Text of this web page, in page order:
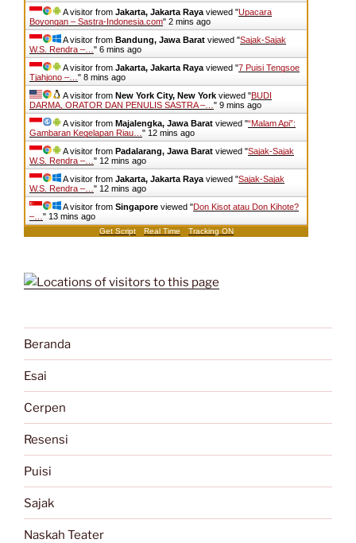
A visitor from Jakarta, Jakarta Raya viewed "Upacara
Boyongan – Sastra-Indonesia.com" 2 mins ago
A visitor from Bandung, Jawa Barat viewed "Sajak-Sajak
W.S. Rendra –… " 6 mins ago
A visitor from Jakarta, Jakarta Raya viewed "7 Puisi Tengsoe
Tjahjono –… " 8 mins ago
A visitor from New York City, New York viewed "BUDI
DARMA, ORATOR DAN PENULIS SASTRA –… " 9 mins ago
A visitor from Majalengka, Jawa Barat viewed "“Malam Api”:
Gambaran Kegelapan Riau… " 12 mins ago
A visitor from Padalarang, Jawa Barat viewed "Sajak-Sajak
W.S. Rendra –… " 12 mins ago
A visitor from Jakarta, Jakarta Raya viewed "Sajak-Sajak
W.S. Rendra –… " 12 mins ago
A visitor from Singapore viewed "Don Kisot atau Don Kihote?
–… " 13 mins ago
Get Script Real Time Tracking ON
Beranda
Esai
Cerpen
Resensi
Puisi
Sajak
Naskah Teater